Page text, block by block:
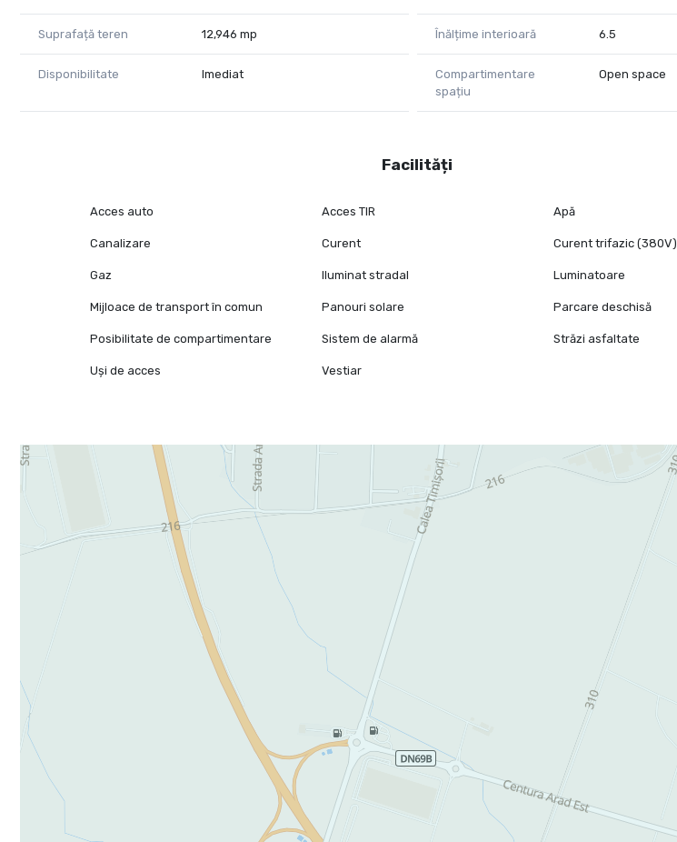
Suprafață teren 12,946 mp Înălțime interioară 6.5
Disponibilitate Imediat
Compartimentare
spațiu
Open space
Facilități
Acces auto Acces TIR Apă
Canalizare Curent Curent trifazic (380V)
Gaz Iluminat stradal Luminatoare
Mijloace de transport în comun Panouri solare Parcare deschisă
Posibilitate de compartimentare Sistem de alarmă Străzi asfaltate
Uși de acces Vestiar